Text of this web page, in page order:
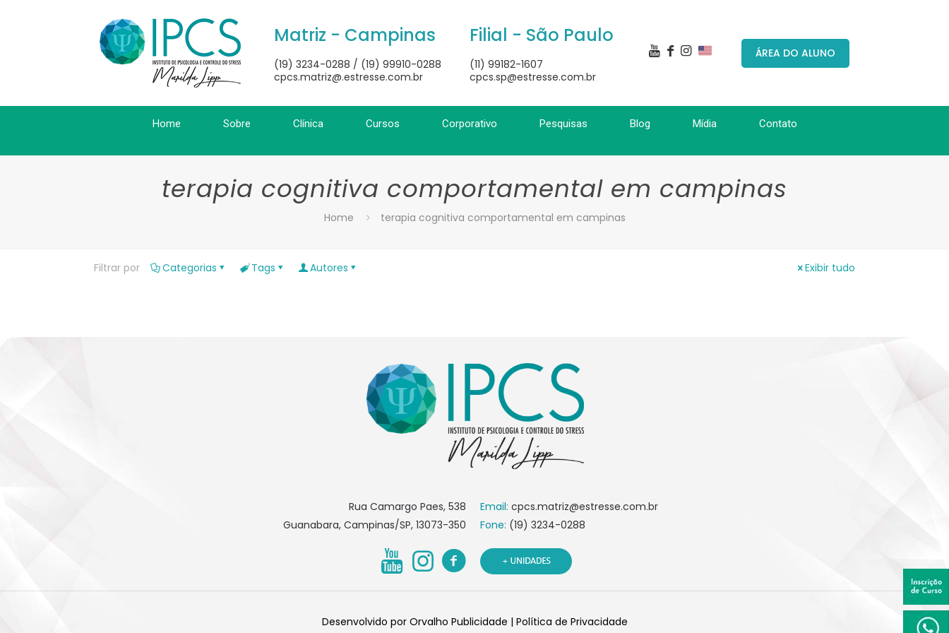
Matriz - Campinas
(19) 3234-0288 / (19) 99910-0288
cpcs.matriz@.estresse.com.br
Filial - São Paulo
(11) 99182-1607
cpcs.sp@estresse.com.br
ÁREA DO ALUNO
Home Sobre Clínica Cursos Corporativo Pesquisas Blog Mídia Contato
terapia cognitiva comportamental em campinas
Home terapia cognitiva comportamental em campinas
Filtrar por Categorias Tags Autores Exibir tudo
Rua Camargo Paes, 538
Guanabara, Campinas/SP, 13073-350
Email: cpcs.matriz@estresse.com.br
Fone: (19) 3234-0288
Desenvolvido por Orvalho Publicidade | Política de Privacidade